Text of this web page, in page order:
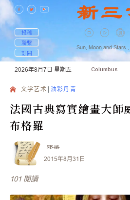
投稿
聯繫
訂閱
Sun, Moon and Stars ,
2026年8月7日 星期五 Columbus
文学艺术 油彩丹青
法國古典寫實繪畫大
布格羅
邓梁
2015年8月31日
101 閱讀